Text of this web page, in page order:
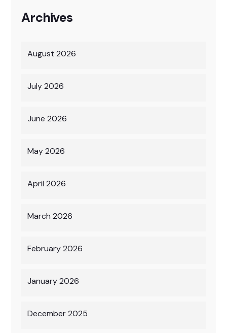
Archives
August 2026
July 2026
June 2026
May 2026
April 2026
March 2026
February 2026
January 2026
December 2025